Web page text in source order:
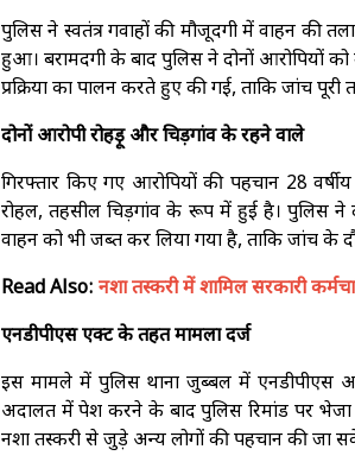
पुलिस ने स्वतंत्र गवाहों की मौजूदगी में वाहन की
हुआ। बरामदगी के बाद पुलिस ने दोनों आरोपियों को
प्रक्रिया का पालन करते हुए की गई, ताकि जांच पूरी
दोनों आरोपी रोहड़ू और चिड़गांव के रहने वाले
गिरफ्तार किए गए आरोपियों की पहचान 28
रोहल, तहसील चिड़गांव के रूप में हुई है। पुलिस
वाहन को भी जब्त कर लिया गया है, ताकि जांच के
Read Also: नशा तस्करी में शामिल सरकारी
एनडीपीएस एक्ट के तहत मामला दर्ज
इस मामले में पुलिस थाना जुब्बल में एनडीपीएस
अदालत में पेश करने के बाद पुलिस रिमांड पर भेजा
नशा तस्करी से जुड़े अन्य लोगों की पहचान की जा